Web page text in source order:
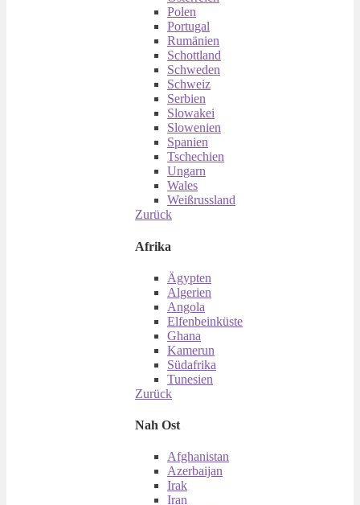
Polen
Portugal
Rumänien
Schottland
Schweden
Schweiz
Serbien
Slowakei
Slowenien
Spanien
Tschechien
Ungarn
Wales
Weißrussland
Zurück
Afrika
Ägypten
Algerien
Angola
Elfenbeinküste
Ghana
Kamerun
Südafrika
Tunesien
Zurück
Nah Ost
Afghanistan
Azerbaijan
Irak
Iran